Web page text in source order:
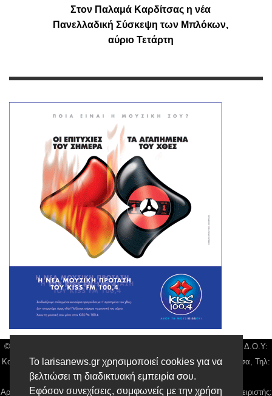
Το larisanews.gr χρησιμοποιεί cookies για να
βελτιώσει τη διαδικτυακή εμπειρία σου.
Εφόσον συνεχίσεις, συμφωνείς με την χρήση
Στον Παλαμά Καρδίτσας η νέα
Πανελλαδική Σύσκεψη των Μπλόκων,
αύριο Τετάρτη
© Larisa News | Διακριτικός Τίτλος: Orion Media, ΑΦΜ: 043750542, Δ.Ο.Υ:
Καρδίτσας, Υπο/μα Λάρισας, Δ/νση: Φαρμακίδου 36 τ.κ 41222 Λάρισα, Τηλ:
2410 259100, email: news@larisanews.gr
Αρ. Γεμή: 018804431000, Νόμιμος Εκπρόσωπος, Ιδιοκτήτης και Διαχειριστής: